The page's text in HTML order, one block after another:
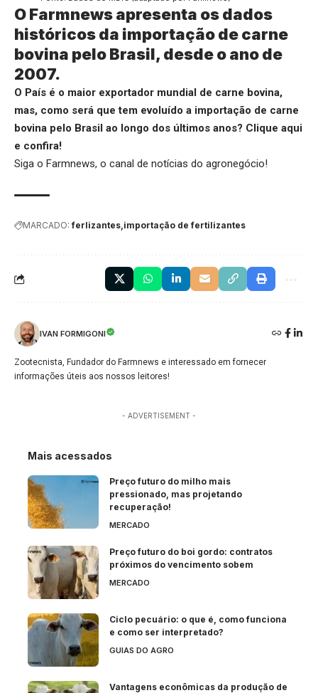
O Farmnews apresenta os dados
históricos da importação de carne
bovina pelo Brasil, desde o ano de
2007.
O País é o maior exportador mundial de carne bovina,
mas, como será que tem evoluído a importação de carne
bovina pelo Brasil ao longo dos últimos anos? Clique aqui
e confira!
Siga o Farmnews, o canal de notícias do agronegócio!
MARCADO: ferlizantes importação de fertilizantes
IVAN FORMIGONI
Zootecnista, Fundador do Farmnews e interessado em fornecer
informações úteis aos nossos leitores!
- ADVERTISEMENT -
Mais acessados
Preço futuro do milho mais
pressionado, mas projetando
recuperação!
MERCADO
Preço futuro do boi gordo: contratos
próximos do vencimento sobem
MERCADO
Ciclo pecuário: o que é, como funciona
e como ser interpretado?
GUIAS DO AGRO
Vantagens econômicas da produção de